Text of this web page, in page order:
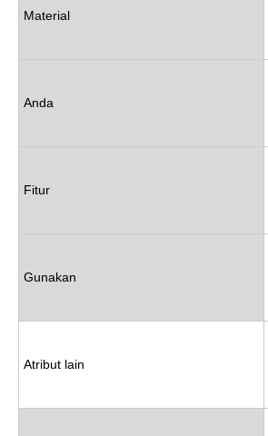
Material
Anda
Fitur
Gunakan
Atribut lain